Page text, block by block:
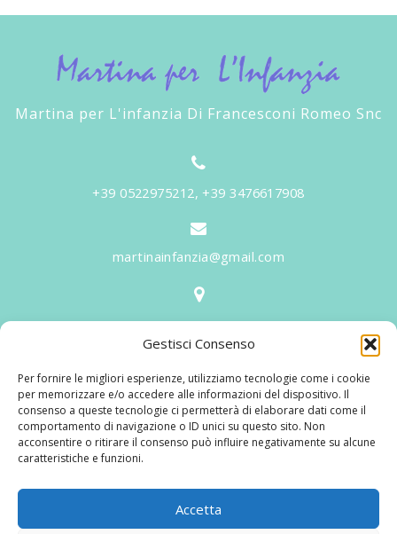
Gestisci Consenso
Per fornire le migliori esperienze, utilizziamo tecnologie come i cookie
per memorizzare e/o accedere alle informazioni del dispositivo. Il
consenso a queste tecnologie ci permetterà di elaborare dati come il
comportamento di navigazione o ID unici su questo sito. Non
acconsentire o ritirare il consenso può influire negativamente su alcune
caratteristiche e funzioni.
Accetta
Martina per L'infanzia Di Francesconi Romeo Snc
+39 0522975212, +39 3476617908
martinainfanzia@gmail.com
V.le Tiziano, 20 - 42046 Reggiolo
Martina per l'Infanzia, un nome ed un progetto che
nasce prima di tutto da una provata esperienza
maturata sul campo dal suo fondatore in 25 anni di
lavoro. La didattica rivolta al bambino nei suoi primi
aggiornandone continuamente i progetti educativi.